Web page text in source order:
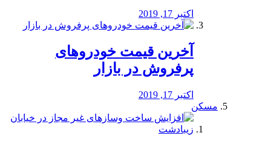
اکتبر 17, 2019
آخرین قیمت خودرو‌های
پرفروش در بازار
اکتبر 17, 2019
مسکن